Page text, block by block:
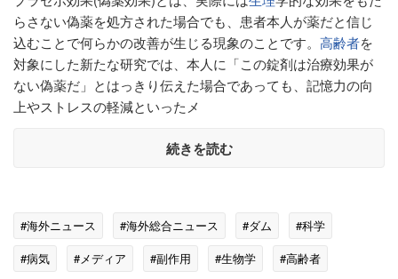
らさない偽薬を処方された場合でも、患者本人が薬だと信じ
込むことで何らかの改善が生じる現象のことです。 高齢者を
対象にした新たな研究では、本人に「この錠剤は治療効果が
ない偽薬だ」とはっきり伝えた場合であっても、記憶力の向
上やストレスの軽減といったメ
続きを読む
#海外ニュース #海外総合ニュース #ダム
#科学
#病気
#メディア #副作用 #生物学
#高齢者